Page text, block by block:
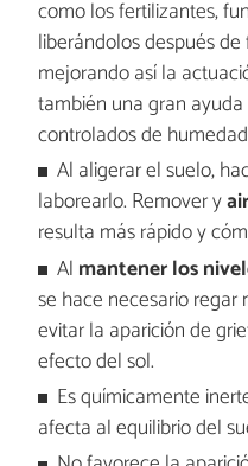
como los fertilizantes,
liberándolos después
mejorando así la
también una gran
controlados de
Al aligerar el suelo,
laborearlo. Remover y
resulta más rápido y
Al mantener los
se hace necesario
evitar la aparición de
efecto del sol.
Es químicamente
afecta al equilibrio del